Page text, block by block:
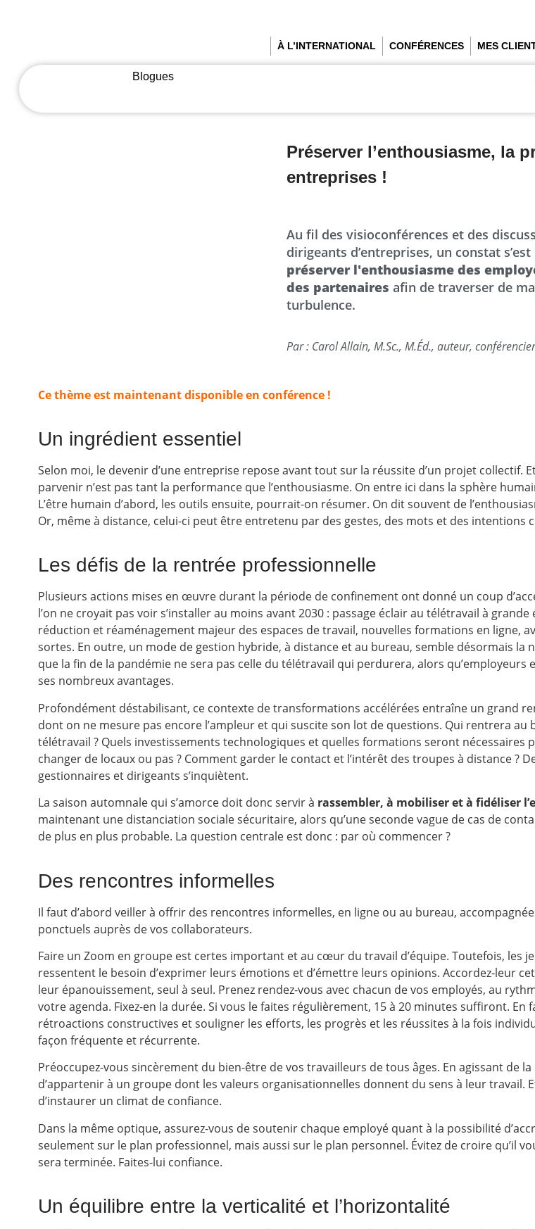
À L’INTERNATIONAL CONFÉRENCES MES
Blogues
Préserver l’enthousiasme, la
entreprises !
Au fil des visioconférences et des
dirigeants d’entreprises, un constat
préserver l'enthousiasme des
des partenaires afin de traverser de
turbulence.
Par : Carol Allain, M.Sc., M.Éd., auteur,
Ce thème est maintenant disponible en conférence !
Un ingrédient essentiel
Selon moi, le devenir d’une entreprise repose avant tout sur la réussite d’un projet collectif.
parvenir n’est pas tant la performance que l’enthousiasme. On entre ici dans la sphère
L’être humain d’abord, les outils ensuite, pourrait-on résumer. On dit souvent de
Or, même à distance, celui-ci peut être entretenu par des gestes, des mots et des intentions
Les défis de la rentrée professionnelle
Plusieurs actions mises en œuvre durant la période de confinement ont donné un coup
l’on ne croyait pas voir s’installer au moins avant 2030 : passage éclair au télétravail à
réduction et réaménagement majeur des espaces de travail, nouvelles formations en ligne,
sortes. En outre, un mode de gestion hybride, à distance et au bureau, semble désormais la
que la fin de la pandémie ne sera pas celle du télétravail qui perdurera, alors
ses nombreux avantages.
Profondément déstabilisant, ce contexte de transformations accélérées entraîne un grand
dont on ne mesure pas encore l’ampleur et qui suscite son lot de questions. Qui rentrera au
télétravail ? Quels investissements technologiques et quelles formations seront nécessaires
changer de locaux ou pas ? Comment garder le contact et l’intérêt des troupes à distance ?
gestionnaires et dirigeants s’inquiètent.
La saison automnale qui s’amorce doit donc servir à rassembler, à mobiliser et à fidéliser
maintenant une distanciation sociale sécuritaire, alors qu’une seconde vague de cas de
de plus en plus probable. La question centrale est donc : par où commencer ?
Des rencontres informelles
Il faut d’abord veiller à offrir des rencontres informelles, en ligne ou au bureau,
ponctuels auprès de vos collaborateurs.
Faire un Zoom en groupe est certes important et au cœur du travail d’équipe. Toutefois, les
ressentent le besoin d’exprimer leurs émotions et d’émettre leurs opinions. Accordez-leur
leur épanouissement, seul à seul. Prenez rendez-vous avec chacun de vos employés, au
votre agenda. Fixez-en la durée. Si vous le faites régulièrement, 15 à 20 minutes suffiront. En
rétroactions constructives et souligner les efforts, les progrès et les réussites à la fois
façon fréquente et récurrente.
Préoccupez-vous sincèrement du bien-être de vos travailleurs de tous âges. En agissant de
d’appartenir à un groupe dont les valeurs organisationnelles donnent du sens à leur travail.
d’instaurer un climat de confiance.
Dans la même optique, assurez-vous de soutenir chaque employé quant à la possibilité
seulement sur le plan professionnel, mais aussi sur le plan personnel. Évitez de croire qu’il
sera terminée. Faites-lui confiance.
Un équilibre entre la verticalité et l’horizontalité